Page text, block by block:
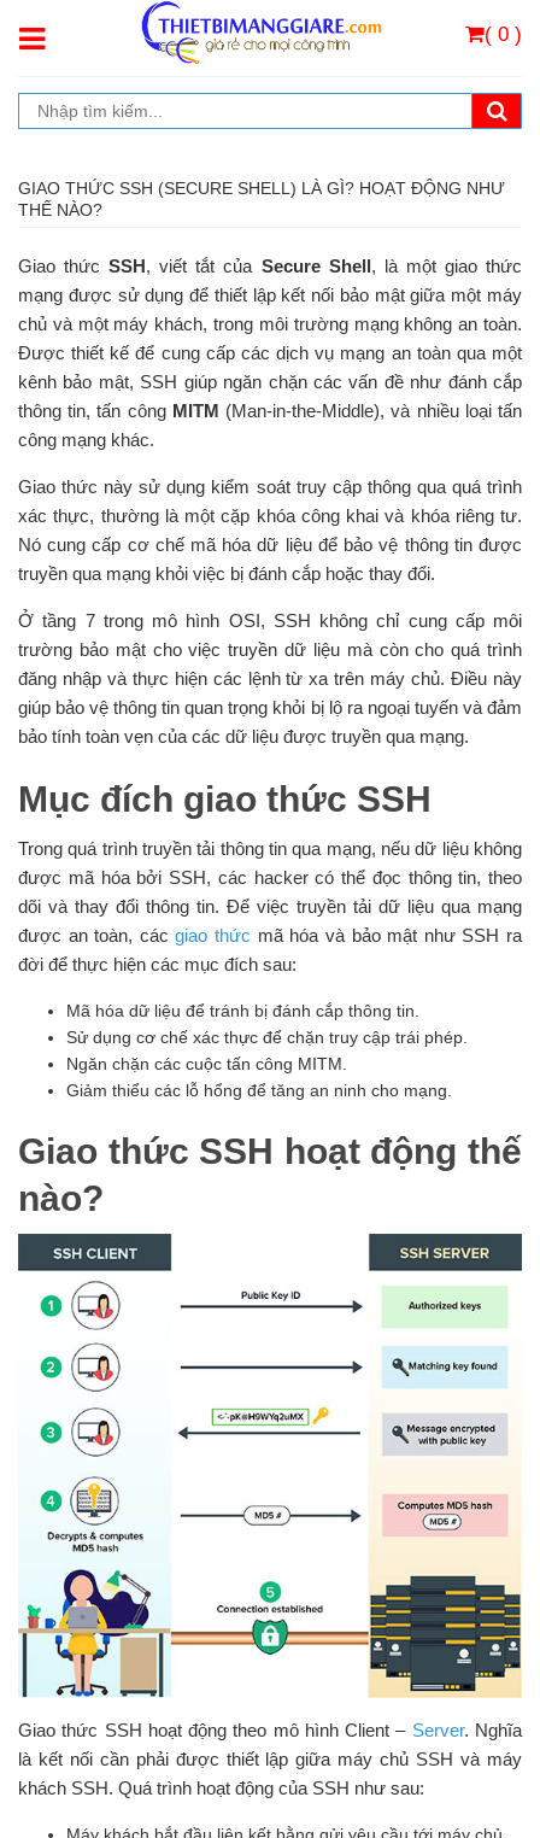
( 0 )
GIAO THỨC SSH (SECURE SHELL) LÀ GÌ? HOẠT ĐỘNG NHƯ
THẾ NÀO?
Giao thứcSSH, viết tắt của Secure Shell, là một giao thức
mạng được sử dụng để thiết lập kết nối bảo mật giữa một máy
chủ và một máy khách, trong môi trường mạng không an toàn.
Được thiết kế để cung cấp các dịch vụ mạng an toàn qua một
kênh bảo mật, SSH giúp ngăn chặn các vấn đề như đánh cắp
thông tin, tấn công MITM (Man-in-the-Middle), và nhiều loại tấn
công mạng khác.
Giao thức này sử dụng kiểm soát truy cập thông qua quá trình
xác thực, thường là một cặp khóa công khai và khóa riêng tư.
Nó cung cấp cơ chế mã hóa dữ liệu để bảo vệ thông tin được
truyền qua mạng khỏi việc bị đánh cắp hoặc thay đổi.
Ở tầng 7 trong mô hình OSI, SSH không chỉ cung cấp môi
trường bảo mật cho việc truyền dữ liệu mà còn cho quá trình
đăng nhập và thực hiện các lệnh từ xa trên máy chủ. Điều này
giúp bảo vệ thông tin quan trọng khỏi bị lộ ra ngoại tuyến và đảm
bảo tính toàn vẹn của các dữ liệu được truyền qua mạng.
Mục đích giao thức SSH
Trong quá trình truyền tải thông tin qua mạng, nếu dữ liệu không
được mã hóa bởi SSH, các hacker có thể đọc thông tin, theo
dõi và thay đổi thông tin. Để việc truyền tải dữ liệu qua mạng
được an toàn, cácgiao thức mã hóa và bảo mật như SSH ra
đời để thực hiện các mục đích sau:
Mã hóa dữ liệu để tránh bị đánh cắp thông tin.
Sử dụng cơ chế xác thực để chặn truy cập trái phép.
Ngăn chặn các cuộc tấn công MITM.
Giảm thiểu các lỗ hổng để tăng an ninh cho mạng.
Giao thức SSH hoạt động thế
nào?
Giao thức SSH hoạt động theo mô hình Client – Server. Nghĩa
là kết nối cần phải được thiết lập giữa máy chủ SSH và máy
khách SSH. Quá trình hoạt động của SSH như sau: